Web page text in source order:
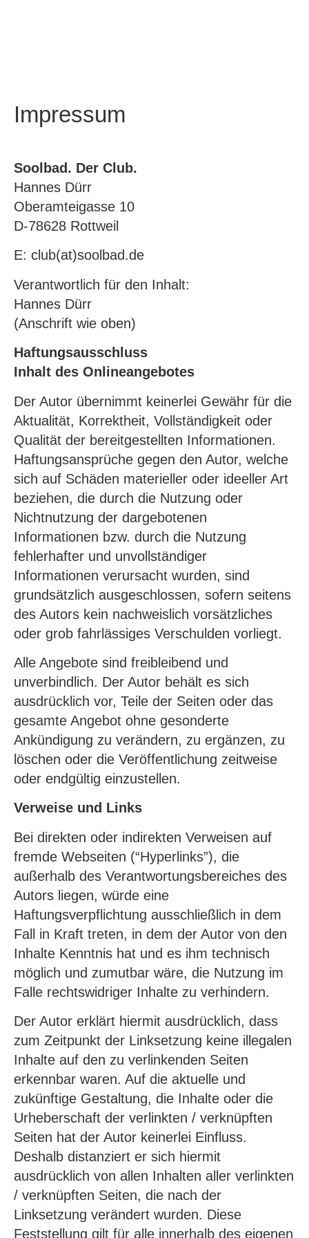
Impressum
Soolbad. Der Club.
Hannes Dürr
Oberamteigasse 10
D-78628 Rottweil
E: club(at)soolbad.de
Verantwortlich für den Inhalt:
Hannes Dürr
(Anschrift wie oben)
Haftungsausschluss
Inhalt des Onlineangebotes
Der Autor übernimmt keinerlei Gewähr für die
Aktualität, Korrektheit, Vollständigkeit oder
Qualität der bereitgestellten Informationen.
Haftungsansprüche gegen den Autor, welche
sich auf Schäden materieller oder ideeller Art
beziehen, die durch die Nutzung oder
Nichtnutzung der dargebotenen
Informationen bzw. durch die Nutzung
fehlerhafter und unvollständiger
Informationen verursacht wurden, sind
grundsätzlich ausgeschlossen, sofern seitens
des Autors kein nachweislich vorsätzliches
oder grob fahrlässiges Verschulden vorliegt.
Alle Angebote sind freibleibend und
unverbindlich. Der Autor behält es sich
ausdrücklich vor, Teile der Seiten oder das
gesamte Angebot ohne gesonderte
Ankündigung zu verändern, zu ergänzen, zu
löschen oder die Veröffentlichung zeitweise
oder endgültig einzustellen.
Verweise und Links
Bei direkten oder indirekten Verweisen auf
fremde Webseiten (“Hyperlinks”), die
außerhalb des Verantwortungsbereiches des
Autors liegen, würde eine
Haftungsverpflichtung ausschließlich in dem
Fall in Kraft treten, in dem der Autor von den
Inhalte Kenntnis hat und es ihm technisch
möglich und zumutbar wäre, die Nutzung im
Falle rechtswidriger Inhalte zu verhindern.
Der Autor erklärt hiermit ausdrücklich, dass
zum Zeitpunkt der Linksetzung keine illegalen
Inhalte auf den zu verlinkenden Seiten
erkennbar waren. Auf die aktuelle und
zukünftige Gestaltung, die Inhalte oder die
Urheberschaft der verlinkten / verknüpften
Seiten hat der Autor keinerlei Einfluss.
Deshalb distanziert er sich hiermit
ausdrücklich von allen Inhalten aller verlinkten
/ verknüpften Seiten, die nach der
Linksetzung verändert wurden. Diese
Feststellung gilt für alle innerhalb des eigenen